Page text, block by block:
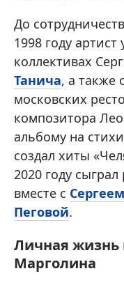
До
1998 году
коллективах
Танича, а также
московских
композитора
альбому на стихи
создал хиты
2020 году
вместе с
Пеговой.
Личная жизнь
Марголина